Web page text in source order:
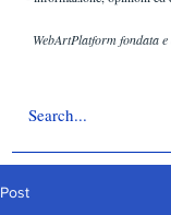
WebArtPlatform fondata
Post